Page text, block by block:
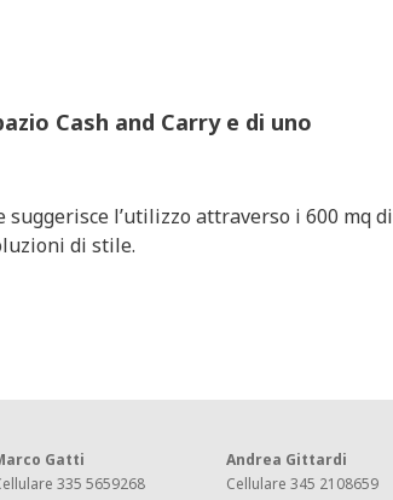
Cash and Carry e di uno
l’utilizzo attraverso i 600 mq di
di stile.
Gatti
335 5659268
Andrea Gittardi
Cellulare 345 2108659